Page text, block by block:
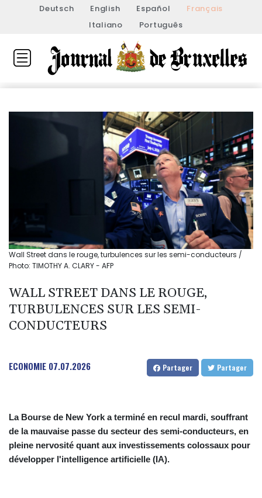
Deutsch English Español
Français
Italiano
Português
Wall Street dans le rouge, turbulences sur les semi-conducteurs /
Photo: TIMOTHY A. CLARY - AFP
WALL STREET DANS LE ROUGE,
TURBULENCES SUR LES SEMI-
CONDUCTEURS
ECONOMIE 07.07.2026 Partager Partager
La Bourse de New York a terminé en recul mardi, souffrant
de la mauvaise passe du secteur des semi-conducteurs, en
pleine nervosité quant aux investissements colossaux pour
développer l'intelligence artificielle (IA).